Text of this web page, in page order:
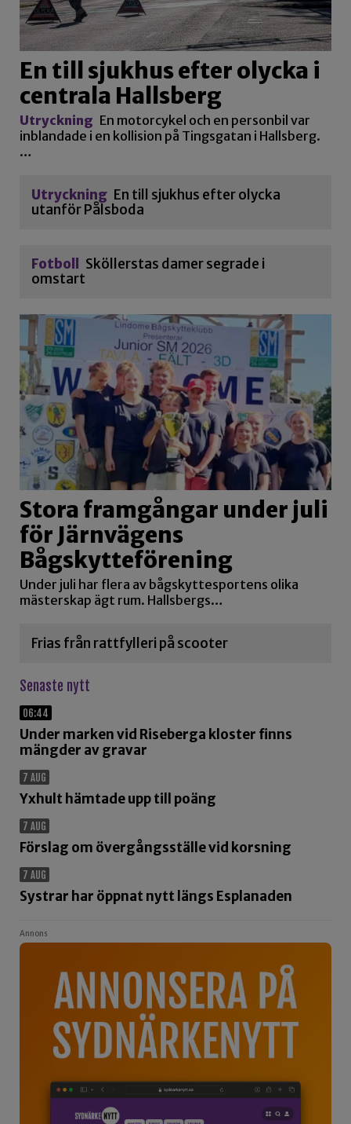
En till sjukhus efter olycka i
centrala Hallsberg
Utryckning En motorcykel och en personbil var
inblandade i en kollision på Tingsgatan i Hallsberg.
…
Utryckning En till sjukhus efter olycka
utanför Pålsboda
Fotboll
Sköllerstas damer segrade i
omstart
Stora framgångar under juli
för Järnvägens
Bågskytteförening
Under juli har flera av bågskyttesportens olika
mästerskap ägt rum. Hallsbergs…
Frias från rattfylleri på scooter
Senaste nytt
06:44
Under marken vid Riseberga kloster finns
mängder av gravar
7 AUG
Yxhult hämtade upp till poäng
7 AUG
Förslag om övergångsställe vid korsning
7 AUG
Systrar har öppnat nytt längs Esplanaden
Annons